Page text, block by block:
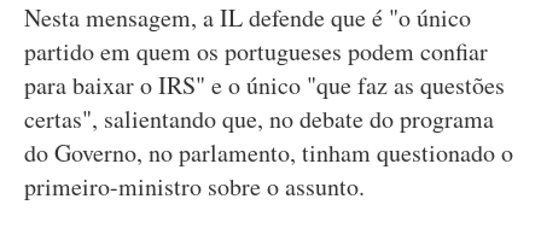
Nesta mensagem, a IL defende que é "o único
partido em quem os portugueses podem confiar
para baixar o IRS" e o único "que faz as questões
certas", salientando que, no debate do programa
do Governo, no parlamento, tinham questionado o
primeiro-ministro sobre o assunto.